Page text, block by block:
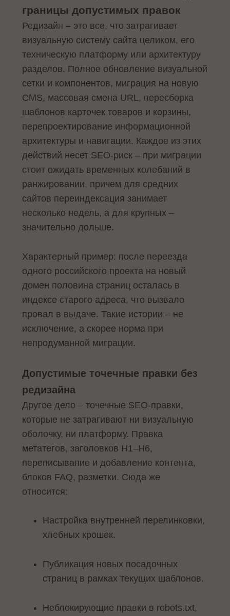
границы допустимых правок
Редизайн – это все, что затрагивает
визуальную систему сайта целиком, его
техническую платформу или архитектуру
разделов. Полное обновление визуальной
сетки и компонентов, миграция на новую
CMS, массовая смена URL, пересборка
шаблонов карточек товаров и корзины,
перепроектирование информационной
архитектуры и навигации. Каждое из этих
действий несет SEO-риск – при миграции
стоит ожидать временных колебаний в
ранжировании, причем для средних
сайтов переиндексация занимает
несколько недель, а для крупных –
значительно дольше.
Характерный пример: после переезда
одного российского проекта на новый
домен половина страниц осталась в
индексе старого адреса, что вызвало
провал в выдаче. Такие истории – не
исключение, а скорее норма при
непродуманной миграции.
Допустимые точечные правки без
редизайна
Другое дело – точечные SEO-правки,
которые не затрагивают ни визуальную
оболочку, ни платформу. Правка
метатегов, заголовков H1–H6,
переписывание и добавление контента,
блоков FAQ, разметки. Сюда же
относится:
Настройка внутренней перелинковки,
хлебных крошек.
Публикация новых посадочных
страниц в рамках текущих шаблонов.
Неблокирующие правки в robots.txt,